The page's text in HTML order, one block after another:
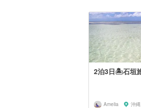
2泊3日🏝石垣
Amelia 沖縄